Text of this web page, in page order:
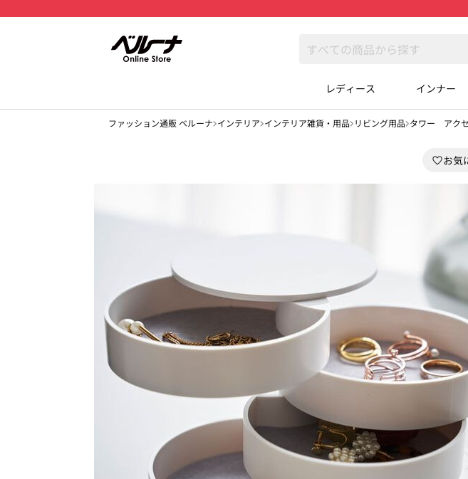
レディース インナー
ファッション通販 ベルーナ インテリア インテリア雑貨・用品 リビング用品 タワー アク